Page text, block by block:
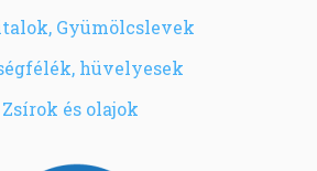
Gyümölcslevek
hüvelyesek
Zsírok és olajok